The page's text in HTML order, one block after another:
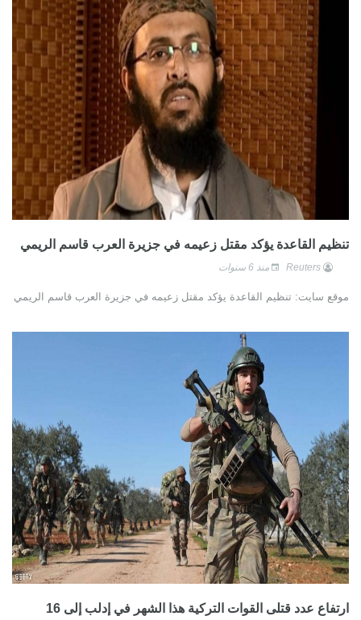
تنظيم القاعدة يؤكد مقتل زعيمه في جزيرة العرب قاسم الريمي
Reuters منذ 6 سنوات
موقع سايت: تنظيم القاعدة يؤكد مقتل زعيمه في جزيرة العرب قاسم الريمي
ارتفاع عدد قتلى القوات التركية هذا الشهر في إدلب إلى 16